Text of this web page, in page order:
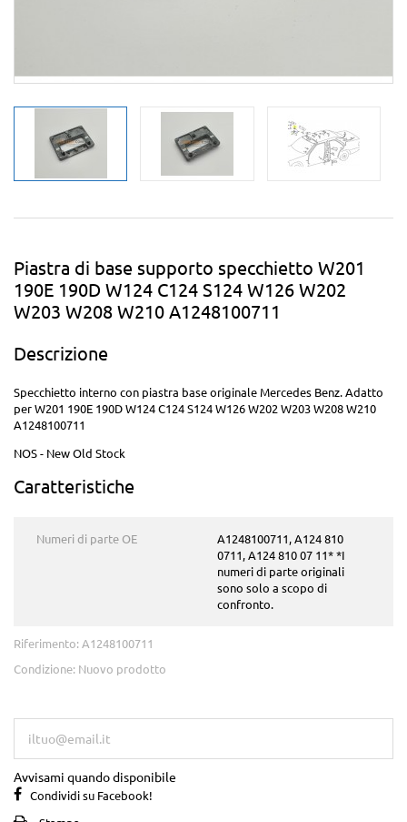
Piastra di base supporto specchietto W201
190E 190D W124 C124 S124 W126 W202
W203 W208 W210 A1248100711
Descrizione
Specchietto interno con piastra base originale Mercedes Benz. Adatto
per W201 190E 190D W124 C124 S124 W126 W202 W203 W208 W210
A1248100711
NOS - New Old Stock
Caratteristiche
Numeri di parte OE
A1248100711, A124 810
0711, A124 810 07 11* *I
numeri di parte originali
sono solo a scopo di
confronto.
Riferimento: A1248100711
Condizione: Nuovo prodotto
Avvisami quando disponibile
Condividi su Facebook!